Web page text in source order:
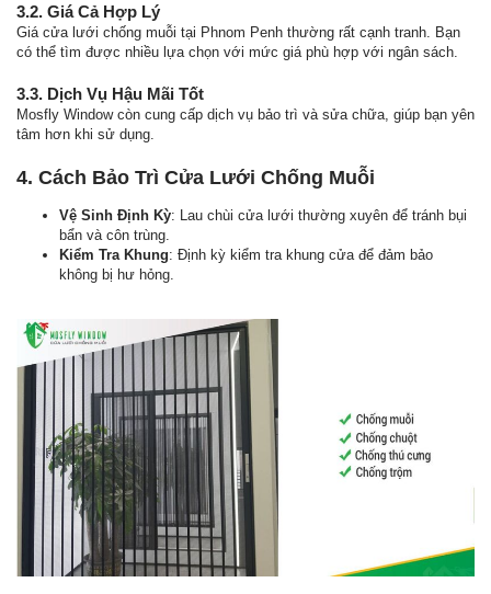
3.2. Giá Cả Hợp Lý
Giá cửa lưới chống muỗi tại Phnom Penh thường rất cạnh tranh. Bạn
có thể tìm được nhiều lựa chọn với mức giá phù hợp với ngân sách.
3.3. Dịch Vụ Hậu Mãi Tốt
Mosfly Window còn cung cấp dịch vụ bảo trì và sửa chữa, giúp bạn yên
tâm hơn khi sử dụng.
4. Cách Bảo Trì Cửa Lưới Chống Muỗi
Vệ Sinh Định Kỳ: Lau chùi cửa lưới thường xuyên để tránh bụi
bẩn và côn trùng.
Kiểm Tra Khung: Định kỳ kiểm tra khung cửa để đảm bảo
không bị hư hỏng.